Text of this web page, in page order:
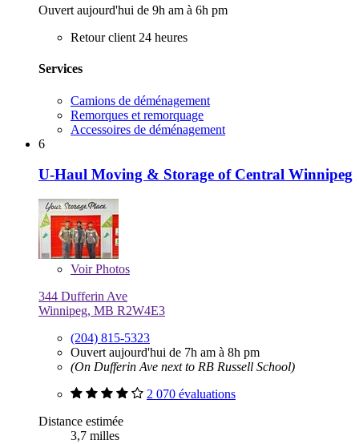
Ouvert aujourd'hui de 9h am à 6h pm
Retour client 24 heures
Services
Camions de déménagement
Remorques et remorquage
Accessoires de déménagement
6
U-Haul Moving & Storage of Central Winnipeg
VoirPhotos
344 Dufferin Ave
Winnipeg, MB R2W4E3
(204) 815-5323
Ouvert aujourd'hui de 7h am à 8h pm
(On Dufferin Ave next to RB Russell School)
2 070 évaluations
Distance estimée
3,7 milles